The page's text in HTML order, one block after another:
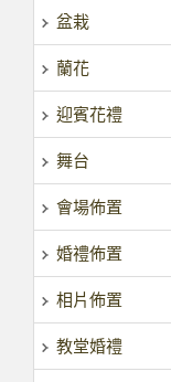
盆栽
蘭花
迎賓花禮
舞台
會場佈置
婚禮佈置
相片佈置
教堂婚禮